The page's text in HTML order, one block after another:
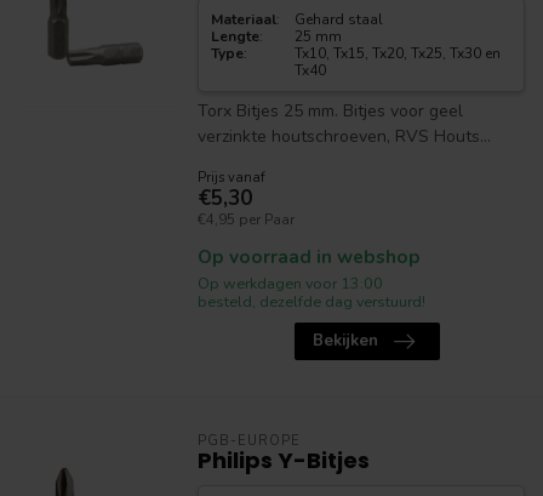
Materiaal:
Gehard staal
Lengte:
25 mm
Type:
Tx10, Tx15, Tx20, Tx25, Tx30 en
Tx40
Torx Bitjes 25 mm. Bitjes voor geel
verzinkte houtschroeven, RVS Houts...
Prijs vanaf
€5,30
€4,95 per Paar
Op voorraad in webshop
Op werkdagen voor 13:00
besteld, dezelfde dag verstuurd!
Bekijken
PGB-EUROPE
Philips Y-Bitjes